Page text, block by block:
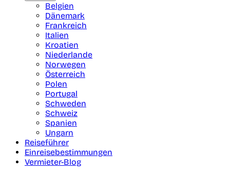
Belgien
Dänemark
Frankreich
Italien
Kroatien
Niederlande
Norwegen
Österreich
Polen
Portugal
Schweden
Schweiz
Spanien
Ungarn
Reiseführer
Einreisebestimmungen
Vermieter-Blog